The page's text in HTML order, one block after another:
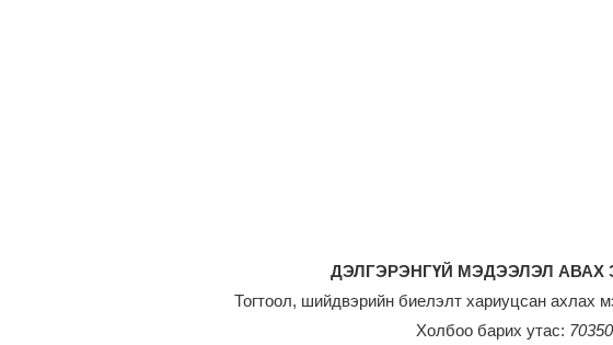
ДЭЛГЭРЭНГҮЙ МЭДЭЭЛЭЛ АВАХ
Тогтоол, шийдвэрийн биелэлт хариуцсан ахлах
Холбоо барих утас: